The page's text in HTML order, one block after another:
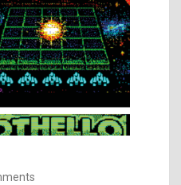
a
y
b
e
b
y
g